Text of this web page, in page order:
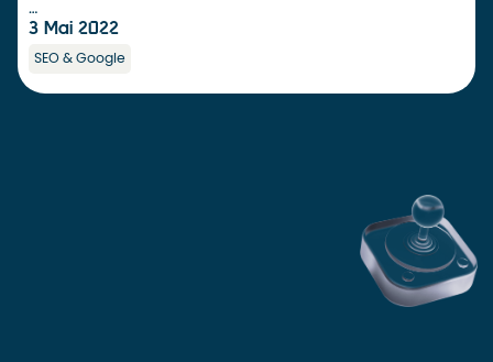
…
3 Mai 2022
SEO & Google